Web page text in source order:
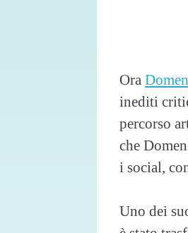
Ora
inediti
percorso
che
i social,
Uno dei